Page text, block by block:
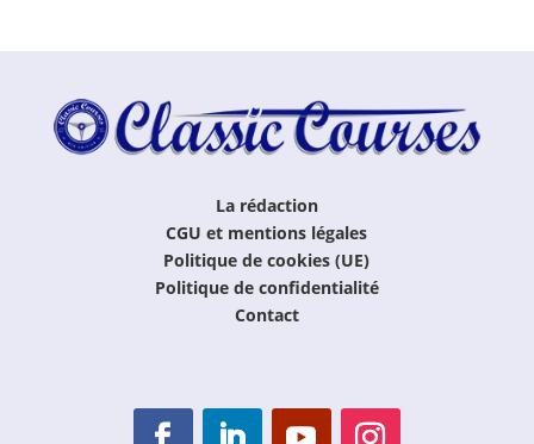
La rédaction
CGU et mentions légales
Politique de cookies (UE)
Politique de confidentialité
Contact